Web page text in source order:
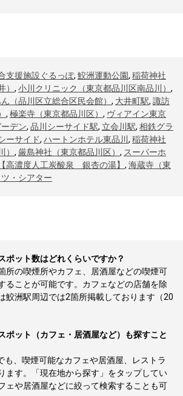
支援施設ぐるっぽ, 鮫洲運動公園, 稲荷神社
） , 小川クリニック（東京都品川区南品川） ,
（品川区立総合区民会館） , 大井町駅, 諏訪
, 極楽寺（東京都品川区） , ヴィアイン東京
デン, 品川シーサイド駅, 立会川駅, 相鉄グラ
ーサイド, ハートンホテル東品川 , 稲荷神社
） , 厳島神社（東京都品川区） , スーパーホ
高濃度人工炭酸泉 銀杏の湯】 , 海蔵寺（東
・シアター
ポット数はどれくらいですか？
所の喫煙所やカフェ、居酒屋などの喫煙可
ることが可能です。カフェなどの店舗を除
鮫洲駅周辺では2箇所掲載しております（20
ポット（カフェ・居酒屋など）も探すこと
も、喫煙可能なカフェや居酒屋、レストラ
ます。「現在地から探す」をタップしてい
ェや居酒屋などに絞って検索することも可